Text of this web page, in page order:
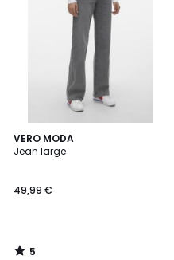
VERO MODA
Jean large
49,99 €
5
/
5
/